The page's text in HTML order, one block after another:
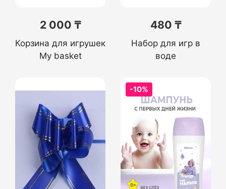
2 000 ₸
Корзина для игрушек
My basket
480 ₸
Набор для игр в
воде
-10%